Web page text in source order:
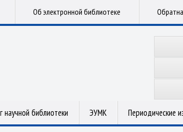
Об электронной библиотеке
научной библиотеки ЭУМК Периодические